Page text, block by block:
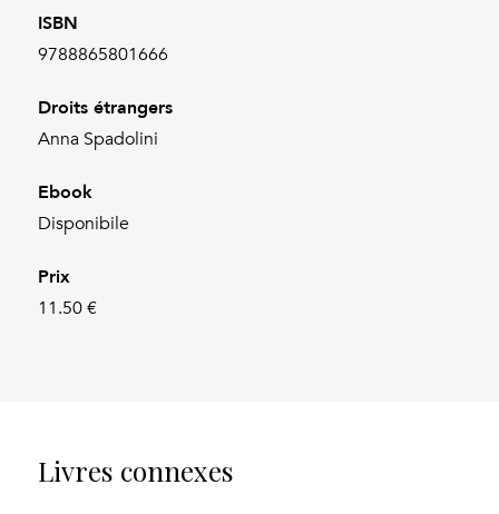
ISBN
9788865801666
Droits étrangers
Anna Spadolini
Ebook
Disponibile
Prix
11.50 €
Livres connexes